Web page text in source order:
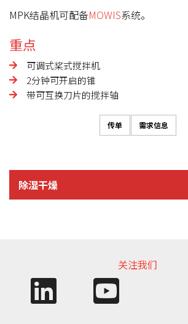
MPK结晶机可配备MOWIS系统。
重点
可调式桨式搅拌机
2分钟可开启的锥
带可互换刀片的搅拌轴
传单 需求信息
除湿干燥
关注我们